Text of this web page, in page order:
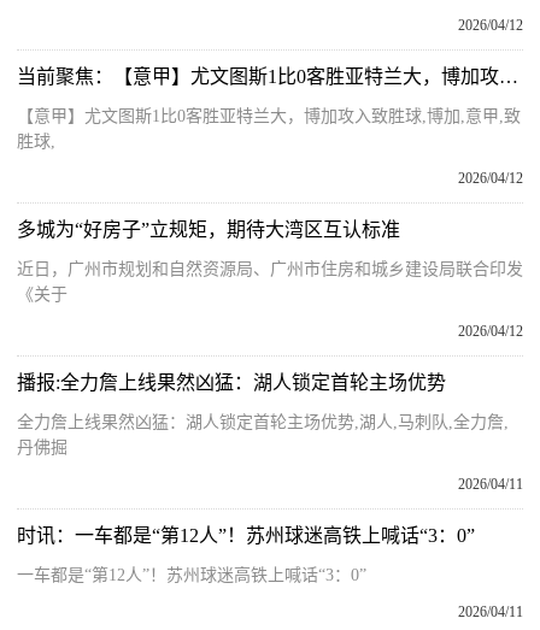
2026/04/12
当前聚焦：【意甲】尤文图斯1比0客胜亚特兰大，博加攻入致胜球
【意甲】尤文图斯1比0客胜亚特兰大，博加攻入致胜球,博加,意甲,致
胜球,
2026/04/12
多城为“好房子”立规矩，期待大湾区互认标准
近日，广州市规划和自然资源局、广州市住房和城乡建设局联合印发
《关于
2026/04/12
播报:全力詹上线果然凶猛：湖人锁定首轮主场优势
全力詹上线果然凶猛：湖人锁定首轮主场优势,湖人,马刺队,全力詹,
丹佛掘
2026/04/11
时讯：一车都是“第12人”！苏州球迷高铁上喊话“3：0”
一车都是“第12人”！苏州球迷高铁上喊话“3：0”
2026/04/11